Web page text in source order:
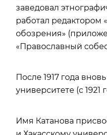
заведовал
работал редактором
обозрения»
«Православный
После 1917 года
университете (с 1921
Имя Катанова